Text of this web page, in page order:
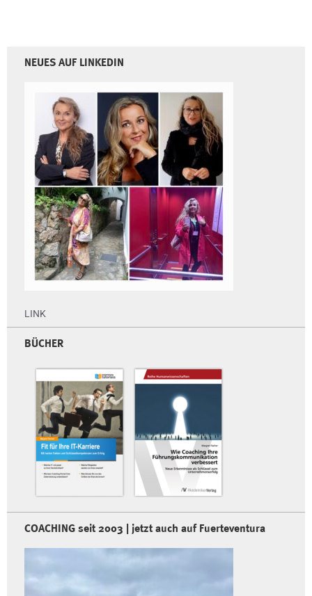
NEUES AUF LINKEDIN
LINK
BÜCHER
COACHING seit 2003 | jetzt auch auf Fuerteventura